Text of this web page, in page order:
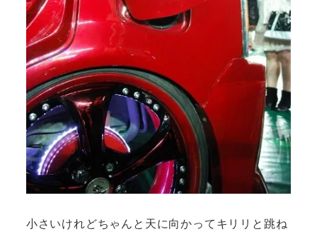
小さいけれどちゃんと天に向かってキリリと跳ね